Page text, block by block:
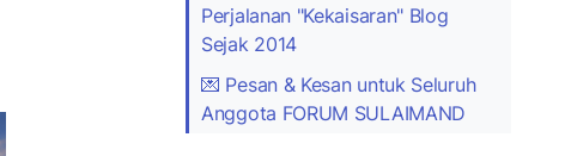
Perjalanan "Kekaisaran" Blog
Sejak 2014
💌 Pesan & Kesan untuk Seluruh
Anggota FORUM SULAIMAND